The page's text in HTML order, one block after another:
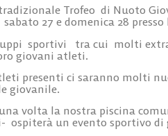
Trofeo di Nuoto
27 e domenica 28
sportivi tra cui molti
giovani atleti.
presenti ci saranno molti
giovanile.
volta la nostra piscina
ospiterà un evento sportivo di